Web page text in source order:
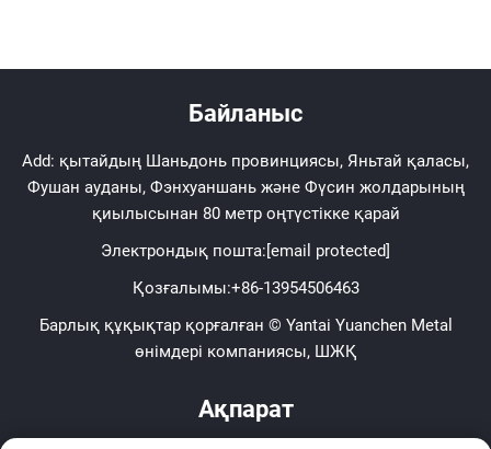
Байланыс
Add: қытайдың Шаньдонь провинциясы, Яньтай қаласы,
Фушан ауданы, Фэнхуаншань және Фүсин жолдарының
қиылысынан 80 метр оңтүстікке қарай
Электрондық пошта:[email protected]
Қозғалымы:+86-13954506463
Барлық құқықтар қорғалған © Yantai Yuanchen Metal
өнімдері компаниясы, ШЖҚ
Ақпарат